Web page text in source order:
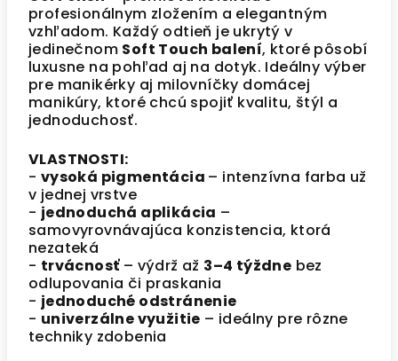
profesionálnym zložením a elegantným
vzhľadom. Každý odtieň je ukrytý v
jedinečnom Soft Touch balení, ktoré pôsobí
luxusne na pohľad aj na dotyk. Ideálny výber
pre manikérky aj milovníčky domácej
manikúry, ktoré chcú spojiť kvalitu, štýl a
jednoduchosť.
VLASTNOSTI:
- vysoká pigmentácia – intenzívna farba už
v jednej vrstve
- jednoduchá aplikácia –
samovyrovnávajúca konzistencia, ktorá
nezateká
- trvácnosť– výdrž až 3–4 týždne bez
odlupovania či praskania
- jednoduché odstránenie
- univerzálne využitie – ideálny pre rôzne
techniky zdobenia